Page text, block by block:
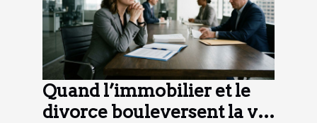
Quand l’immobilier et le
divorce bouleversent la vie